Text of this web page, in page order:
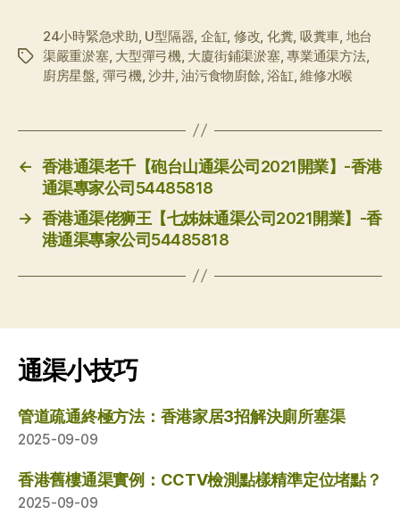
标
24小時緊急求助, U型隔器, 企缸, 修改, 化糞, 吸糞車, 地台
渠嚴重淤塞, 大型彈弓機, 大廈街鋪渠淤塞,專業通渠方法,
廚房星盤, 彈弓機,沙井,油污食物廚餘,浴缸,維修水喉
← 香港通渠老千【砲台山通渠公司2021開業】-香港
通渠專家公司54485818
→ 香港通渠佬狮王【七姊妹通渠公司2021開業】-香
港通渠專家公司54485818
通渠小技巧
管道疏通終極方法：香港家居3招解決廁所塞渠
2025-09-09
香港舊樓通渠實例：CCTV檢測點樣精準定位堵點？
2025-09-09